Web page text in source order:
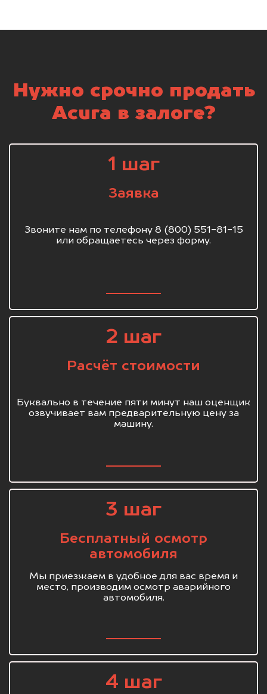
Нужно срочно продать
Acura в залоге?
1 шаг
Заявка
Звоните нам по телефону 8 (800) 551-81-15
или обращаетесь через форму.
2 шаг
Расчёт стоимости
Буквально в течение пяти минут наш оценщик
озвучивает вам предварительную цену за
машину.
3 шаг
Бесплатный осмотр
автомобиля
Мы приезжаем в удобное для вас время и
место, производим осмотр аварийного
автомобиля.
4 шаг